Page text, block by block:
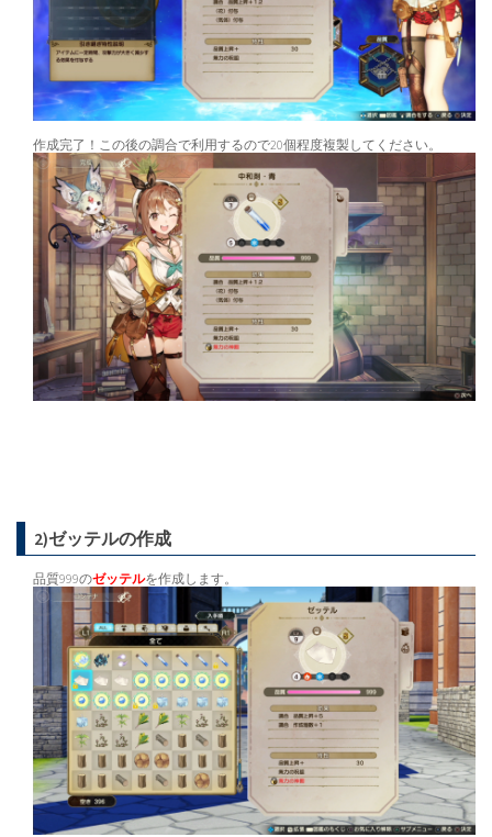
作成完了！この後の調合で利用するので20個程度複製してください。
2)ゼッテルの作成
品質999のゼッテルを作成します。